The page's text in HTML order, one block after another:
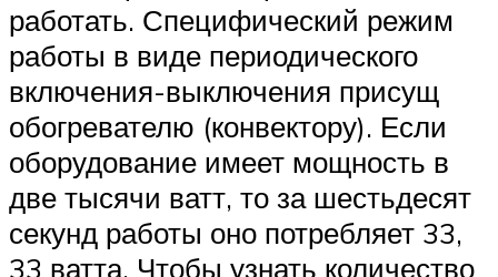
работать. Специфический режим
работы в виде периодического
включения-выключения присущ
обогревателю (конвектору). Если
оборудование имеет мощность в
две тысячи ватт, то за шестьдесят
секунд работы оно потребляет 33,
33 ватта. Чтобы узнать количество